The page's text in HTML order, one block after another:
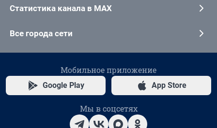
Статистика канала в MAX
Все города сети
Мобильное приложение
Google Play App Store
Мы в соцсетях